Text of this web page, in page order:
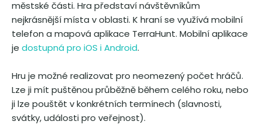
městské části. Hra představí návštěvníkům
nejkrásnější místa v oblasti. K hraní se využívá mobilní
telefon a mapová aplikace TerraHunt. Mobilní aplikace
je dostupná pro iOS i Android.
Hru je možné realizovat pro neomezený počet hráčů.
Lze ji mít puštěnou průběžně během celého roku, nebo
ji lze pouštět v konkrétních termínech (slavnosti,
svátky, události pro veřejnost).